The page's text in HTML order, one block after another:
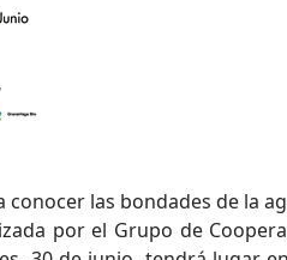
conocer las bondades de la
por el Grupo de